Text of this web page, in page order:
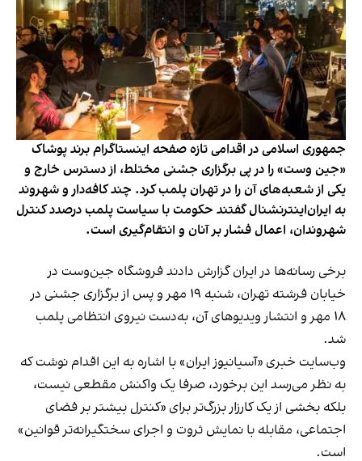
جمهوری اسلامی در اقدامی تازه صفحه اینستاگرام برند پوشاک
«جین وست» را در پی برگزاری جشنی مختلط، از دسترس خارج و
یکی از شعبه‌های آن را در تهران پلمب کرد. چند کافه‌‌دار و شهروند
به ایران‌اینترنشنال گفتند حکومت با سیاست پلمب درصدد کنترل
شهروندان، اعمال فشار بر آنان و انتقام‌گیری است.
برخی رسانه‌ها در ایران گزارش دادند فروشگاه جین‌وست در
خیابان فرشته تهران، شنبه ۱۹ مهر و پس از برگزاری جشنی در
۱۸ مهر و انتشار ویدیوهای آن، به‌دست نیروی انتظامی پلمب
شد.
وب‌سایت خبری «آسیانیوز ایران» با اشاره به این اقدام نوشت که
به نظر می‌رسد این برخورد، صرفا یک واکنش مقطعی نیست،
بلکه بخشی از یک کارزار بزرگ‌تر برای «کنترل بیشتر بر فضای
اجتماعی، مقابله با نمایش ثروت و اجرای سختگیرانه‌تر قوانین»
است.